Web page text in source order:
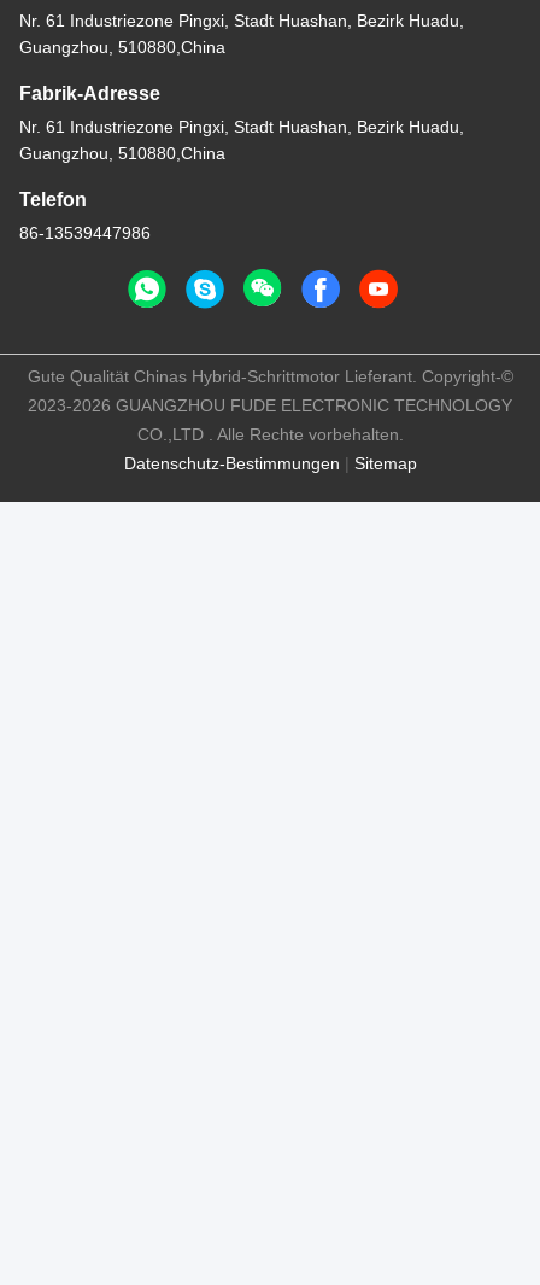
Nr. 61 Industriezone Pingxi, Stadt Huashan, Bezirk Huadu,
Guangzhou, 510880,China
Fabrik-Adresse
Nr. 61 Industriezone Pingxi, Stadt Huashan, Bezirk Huadu,
Guangzhou, 510880,China
Telefon
86-13539447986
Datenschutz-Bestimmungen | Sitemap
Gute Qualität Chinas Hybrid-Schrittmotor Lieferant. Copyright-©
2023-2026 GUANGZHOU FUDE ELECTRONIC TECHNOLOGY
CO.,LTD . Alle Rechte vorbehalten.